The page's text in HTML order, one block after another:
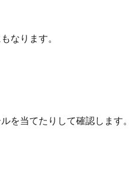
なります。
を当てたりして確認します。